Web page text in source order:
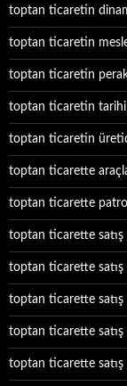
toptan ticaretin
toptan ticaretin
toptan ticaretin
toptan ticaretin tarihi
toptan ticaretin
toptan ticarette
toptan ticarette
toptan ticarette satış
toptan ticarette satış
toptan ticarette
toptan ticarette satış
toptan ticarette